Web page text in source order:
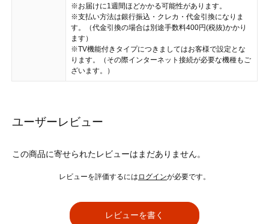
※お届けに1週間ほどかかる可能性があります。
※支払い方法は銀行振込・クレカ・代金引換になりま
す。（代金引換の場合は別途手数料400円(税抜)かかり
ます）
※TV機能付きタイプにつきましてはお客様で設定とな
ります。（その際インターネット接続が必要な機種もご
ざいます。）
ユーザーレビュー
この商品に寄せられたレビューはまだありません。
レビューを評価するには ログインが必要です。
レビューを書く